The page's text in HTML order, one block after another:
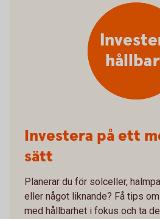
Investera på ett
sätt
Planerar du för solceller,
eller något liknande? Få tips
med hållbarhet i fokus och ta